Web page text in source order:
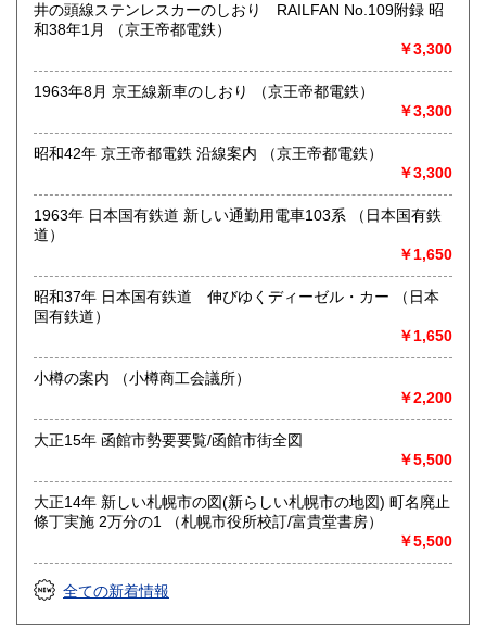
●送料の事前表示が義務化されたことにより、当方の【単品ス
ピード注文(即決注文)】対象以外の商品は、「日本の古本
屋」側が自動的に設定している【300円】の送料が表示され
ておりますが、実際には送料を実費で頂戴いたします。未修
正の在庫に関しては随時、【単品スピード注文】への対応と
送料の入力を進めておりますので、どうぞご了承ください●
●「日本の古本屋」に登録されているお客様名義とは別名義の
済前にご連絡ください】。お振込後/ご決済後には、ご希望に
沿えないことをご了承ください(即決ご注文をお選びの際に
は、ご注文の前後にご連絡ください)●
文をお願い申し上げます。なお後払いでの公費ご購入は本体
価格3,000円以上からお受けいたします●
●お問い合わせはメールにて受け付けます。お名前、ご住所、
ご連絡先を記載のうえ、お問い合わせください●
●適格請求書発行事業者登録番号T5810818777848●
最寄駅：-
営業時間：不定
定休日：土日祝休&不定休
-
井の頭線ステンレスカーのしおり RAILFAN No.109附録 昭
和38年1月 （京王帝都電鉄）
￥3,300
1963年8月 京王線新車のしおり （京王帝都電鉄）
￥3,300
昭和42年 京王帝都電鉄 沿線案内 （京王帝都電鉄）
￥3,300
1963年 日本国有鉄道 新しい通勤用電車103系 （日本国有鉄
道）
￥1,650
昭和37年 日本国有鉄道 伸びゆくディーゼル・カー （日本
国有鉄道）
￥1,650
小樽の案内 （小樽商工会議所）
￥2,200
大正15年 函館市勢要要覧/函館市街全図
￥5,500
大正14年 新しい札幌市の図(新らしい札幌市の地図) 町名廃止
條丁実施 2万分の1 （札幌市役所校訂/富貴堂書房）
￥5,500
全ての新着情報